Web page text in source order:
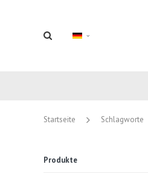
Startseite Schlagworte
Produkte